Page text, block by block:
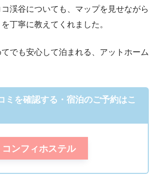
渓谷についても、マップを見せながら
丁寧に教えてくれました。
でも安心して泊まれる、アットホーム
ミを確認する・宿泊のご予約はこ
ンフィホステル